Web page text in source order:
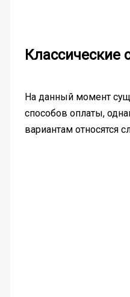
Классические
На данный момент
способов оплаты,
вариантам относятся